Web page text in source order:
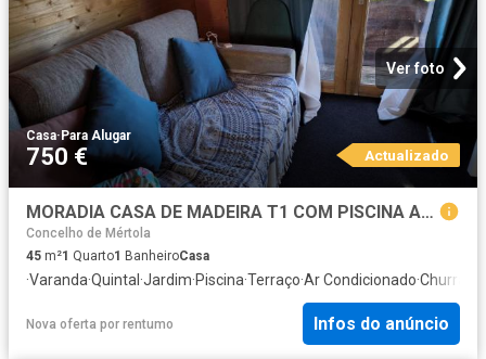
Ver foto
Casa· Para Alugar
750 € Actualizado
MORADIA CASA DE MADEIRA T1 COM PISCINA ARRENDAMENTO DE SETEMBRO A JUNHO ALCARIAS GRANDES CASTRO MARIM ALGARVE
Concelho de Mértola
45 m²1 Quarto1 BanheiroCasa
·Varanda·Quintal ·Jardim·Piscina·Terraço·Ar Condicionado·
Nova oferta por rentumo Infos do anúncio